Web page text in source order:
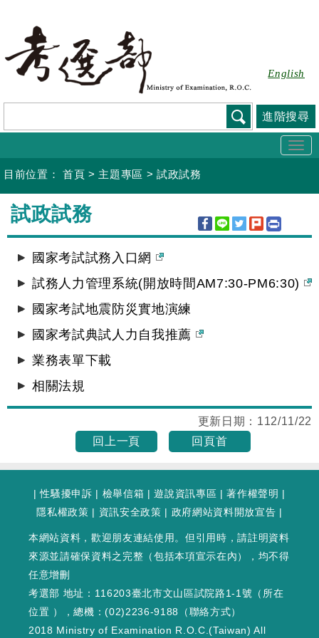
要
容
English
進階搜尋
目前位置： 首頁 > 主題專區 >試政試務
:::
試政試務
國家考試試務入口網
試務人力管理系統(開放時間AM7:30-PM6:30)
國家考試地震防災實地演練
國家考試典試人力自我推薦
業務表單下載
相關法規
更新日期： 112/11/22
回上一頁
回頁首
|性騷擾申訴 | 檢舉信箱 |遊說資訊專區 |著作權聲明 |
隱私權政策 | 資訊安全政策 | 政府網站資料開放宣告 |
本網站資料，歡迎朋友連結使用。但引用時，請註明資料
來源並請確保資料之完整（包括本項宣示在內），均不得
任意增刪
考選部 地址：116203臺北市文山區試院路1-1號（ 所在
位置 ），總機：(02)2236-9188（聯絡方式）
2018 Ministry of Examination R.O.C.(Taiwan) All